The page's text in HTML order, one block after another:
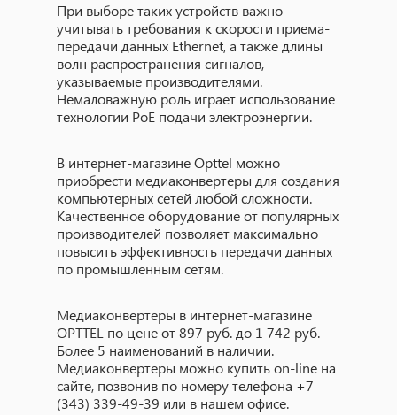
При выборе таких устройств важно
учитывать требования к скорости приема-
передачи данных Ethernet, а также длины
волн распространения сигналов,
указываемые производителями.
Немаловажную роль играет использование
технологии PoE подачи электроэнергии.
В интернет-магазине Opttel можно
приобрести медиаконвертеры для создания
компьютерных сетей любой сложности.
Качественное оборудование от популярных
производителей позволяет максимально
повысить эффективность передачи данных
по промышленным сетям.
Медиаконвертеры в интернет-магазине
OPTTEL по цене от 897 руб. до 1 742 руб.
Более 5 наименований в наличии.
Медиаконвертеры можно купить on-line на
сайте, позвонив по номеру телефона +7
(343) 339-49-39 или в нашем офисе.